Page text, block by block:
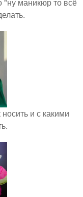
и с какими